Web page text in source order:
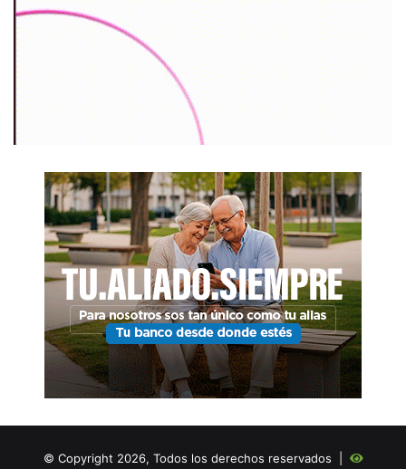
© Copyright 2026, Todos los derechos reservados |